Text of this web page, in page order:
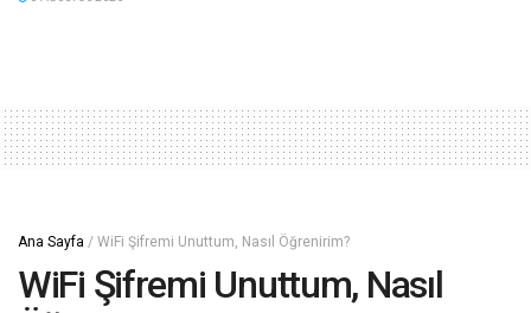
Ana Sayfa / WiFi Şifremi Unuttum, Nasıl Öğrenirim?
WiFi Şifremi Unuttum, Nasıl